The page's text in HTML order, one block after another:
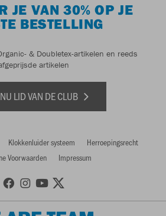
JE VAN 30% OP JE
BESTELLING
& Doubletex-artikelen en reeds
artikelen
LID VAN DE CLUB
Klokkenluider systeem
Herroepingsrecht
Voorwaarden
Impressum